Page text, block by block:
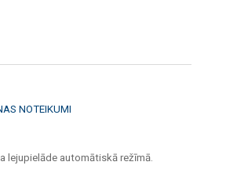
NOTEIKUMI
lejupielāde automātiskā režīmā.